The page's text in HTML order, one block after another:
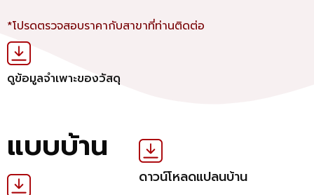
*โปรดตรวจสอบราคากับสาขาที่ท่านติดต่อ
ดูข้อมูลจำเพาะของวัสดุ
แบบบ้าน
ดาวน์โหลดแปลนบ้าน